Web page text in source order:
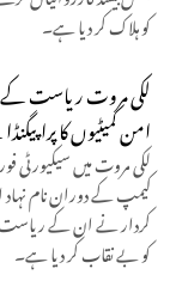
کو ہلاک کر دیا ہے۔
لکی مروت ریاست کے
امن کمیٹیوں کا
لکی مروت میں
کیمپ کے دوران نام
کردار نے ان کے
کو بے نقاب کر دیا ہے۔